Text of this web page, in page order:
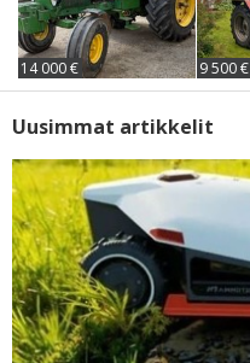
14 000 € 9 500 €
Uusimmat artikkelit